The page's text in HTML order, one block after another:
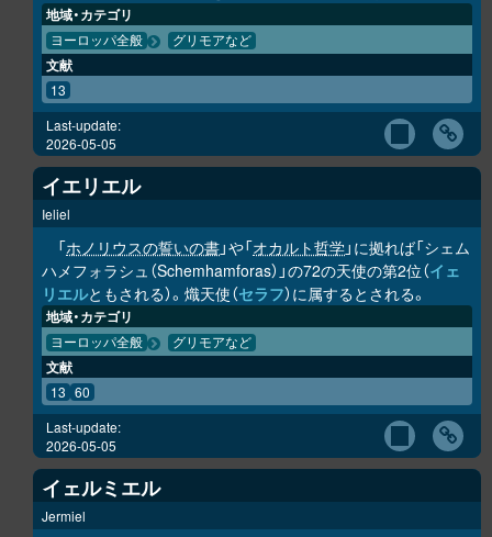
地域・カテゴリ
ヨーロッパ全般 グリモアなど
文献
13
Last-update:
2026-05-05
イエリエル
Ieliel
「ホノリウスの誓いの書」や「オカルト哲学」に拠れば「シェム
ハメフォラシュ（Schemhamforas）」の72の天使の第2位（イェ
リエルともされる）。熾天使（セラフ）に属するとされる。
地域・カテゴリ
ヨーロッパ全般 グリモアなど
文献
13 60
Last-update:
2026-05-05
イェルミエル
Jermiel